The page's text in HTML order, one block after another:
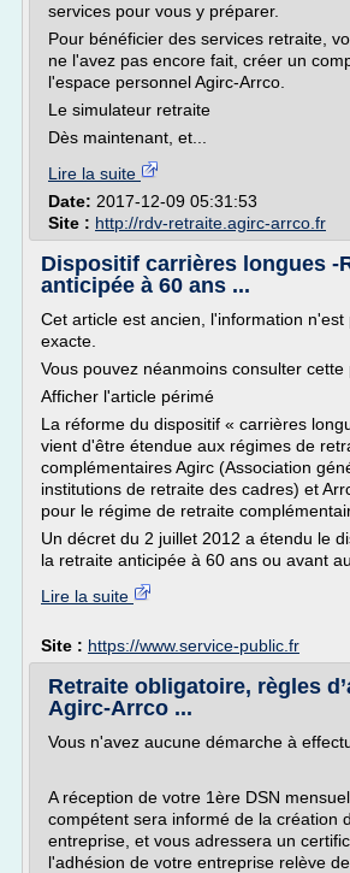
services pour vous y préparer.
Pour bénéficier des services retraite,
ne l'avez pas encore fait, créer un
l'espace personnel Agirc-Arrco.
Le simulateur retraite
Dès maintenant, et...
Lire la suite
Date: 2017-12-09 05:31:53
Site : http://rdv-retraite.agirc-arrco.fr
Dispositif carrières longues -
anticipée à 60 ans ...
Cet article est ancien, l'information n'est
exacte.
Vous pouvez néanmoins consulter cette
Afficher l'article périmé
La réforme du dispositif « carrières
vient d'être étendue aux régimes de
complémentaires Agirc (Association
institutions de retraite des cadres) et
pour le régime de retraite
Un décret du 2 juillet 2012 a étendu le
la retraite anticipée à 60 ans ou avant
Lire la suite
Site : https://www.service-public.fr
Retraite obligatoire, règles
Agirc-Arrco ...
Vous n'avez aucune démarche à
A réception de votre 1ère DSN
compétent sera informé de la création
entreprise, et vous adressera un
l'adhésion de votre entreprise relève